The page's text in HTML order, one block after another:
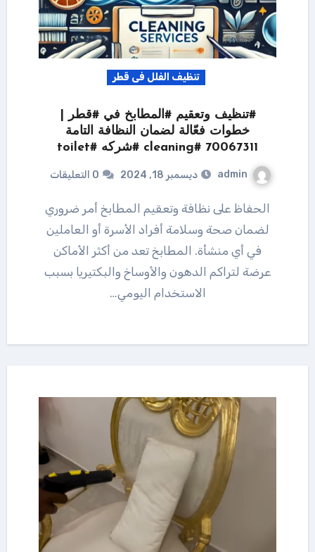
تنظيف الفلل فى قطر
#تنظيف وتعقيم #المطابخ في #قطر |
خطوات فعّالة لضمان النظافة التامة
70067311 #cleaning #شركه #toilet
admin ديسمبر 18, 2024 0 التعليقات
لضمان صحة وسلامة أفراد الأسرة أو العاملين
في أي منشأة. المطابخ تعد من أكثر الأماكن
عرضة لتراكم الدهون والأوساخ والبكتيريا بسبب
الاستخدام اليومي…